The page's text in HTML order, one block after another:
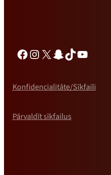
Konfidencialitāte/Sīkfaili
Pārvaldīt sīkfailus
Facebook
Instagram
X Snapchat
TikTokYouTube